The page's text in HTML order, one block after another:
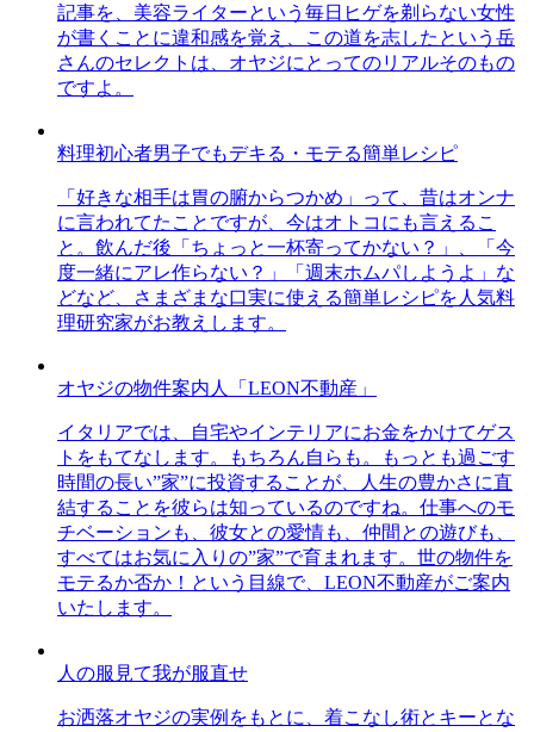
記事を、美容ライターという毎日ヒゲを剃らない女性
が書くことに違和感を覚え、この道を志したという岳
さんのセレクトは、オヤジにとってのリアルそのもの
ですよ。
料理初心者男子でもデキる・モテる簡単レシピ
「好きな相手は胃の腑からつかめ」って、昔はオンナ
に言われてたことですが、今はオトコにも言えるこ
と。飲んだ後「ちょっと一杯寄ってかない？」、「今
度一緒にアレ作らない？」「週末ホムパしようよ」な
どなど、さまざまな口実に使える簡単レシピを人気料
理研究家がお教えします。
オヤジの物件案内人「LEON不動産」
イタリアでは、自宅やインテリアにお金をかけてゲス
トをもてなします。もちろん自らも。もっとも過ごす
時間の長い”家”に投資することが、人生の豊かさに直
結することを彼らは知っているのですね。仕事へのモ
チベーションも、彼女との愛情も、仲間との遊びも、
すべてはお気に入りの”家”で育まれます。世の物件を
モテるか否か！という目線で、LEON不動産がご案内
いたします。
人の服見て我が服直せ
お洒落オヤジの実例をもとに、着こなし術とキーとな